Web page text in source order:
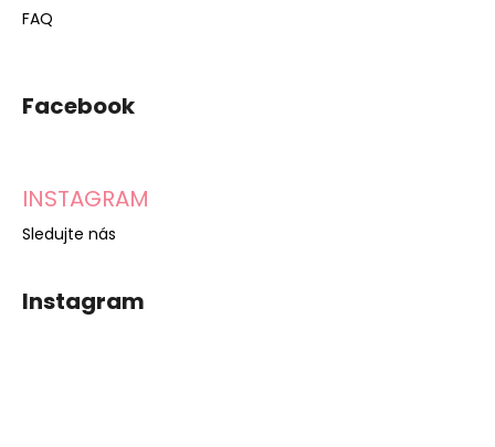
FAQ
Facebook
INSTAGRAM
Sledujte nás
Instagram